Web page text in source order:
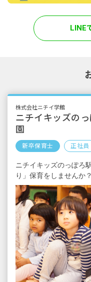
LINE
株式会社ニチイ学館
ニチイキッズの
園
新卒保育士 正社員
ニチイキッズのっぽろ
り」保育をしませんか？